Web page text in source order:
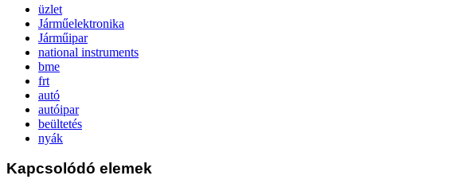
üzlet
Járműelektronika
Járműipar
national instruments
bme
frt
autó
autóipar
beültetés
nyák
Kapcsolódó elemek